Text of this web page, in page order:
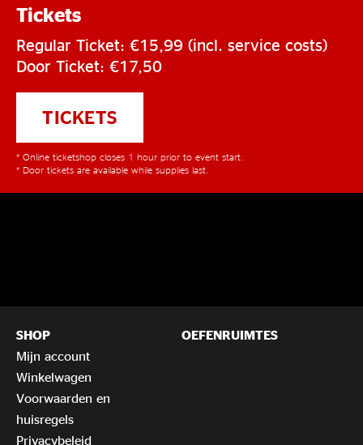
Tickets
Regular Ticket: €15,99 (incl. service costs)
Door Ticket: €17,50
TICKETS
* Online ticketshop closes 1 hour prior to event start.
* Door tickets are available while supplies last.
SHOP
Mijn account
Winkelwagen
Voorwaarden en
huisregels
Privacybeleid
OEFENRUIMTES